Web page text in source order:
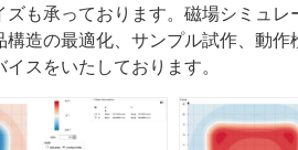
ズも承っております。磁場シミュレ
構造の最適化、サンプル試作、動作
スをいたしております。